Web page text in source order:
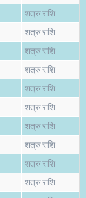
शत्रु राशि
शत्रु राशि
शत्रु राशि
शत्रु राशि
शत्रु राशि
शत्रु राशि
शत्रु राशि
शत्रु राशि
शत्रु राशि
शत्रु राशि